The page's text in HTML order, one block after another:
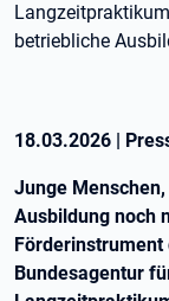
betriebliche
18.03.2026 |
Junge
Ausbildung noch
Förderinstrument
Bundesagentur